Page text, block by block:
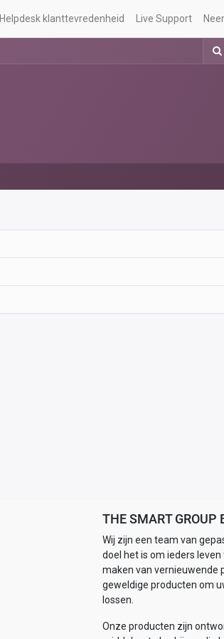
Helpdesk klanttevredenheid Live Support
THE SMART GROUP
Wij zijn een team van
doel het is om ieders
maken van vernieuwende
geweldige producten om
lossen.
Onze producten zijn